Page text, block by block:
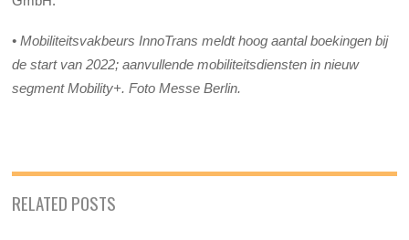
• Mobiliteitsvakbeurs InnoTrans meldt hoog aantal boekingen bij
de start van 2022; aanvullende mobiliteitsdiensten in nieuw
segment Mobility+. Foto Messe Berlin.
RELATED POSTS